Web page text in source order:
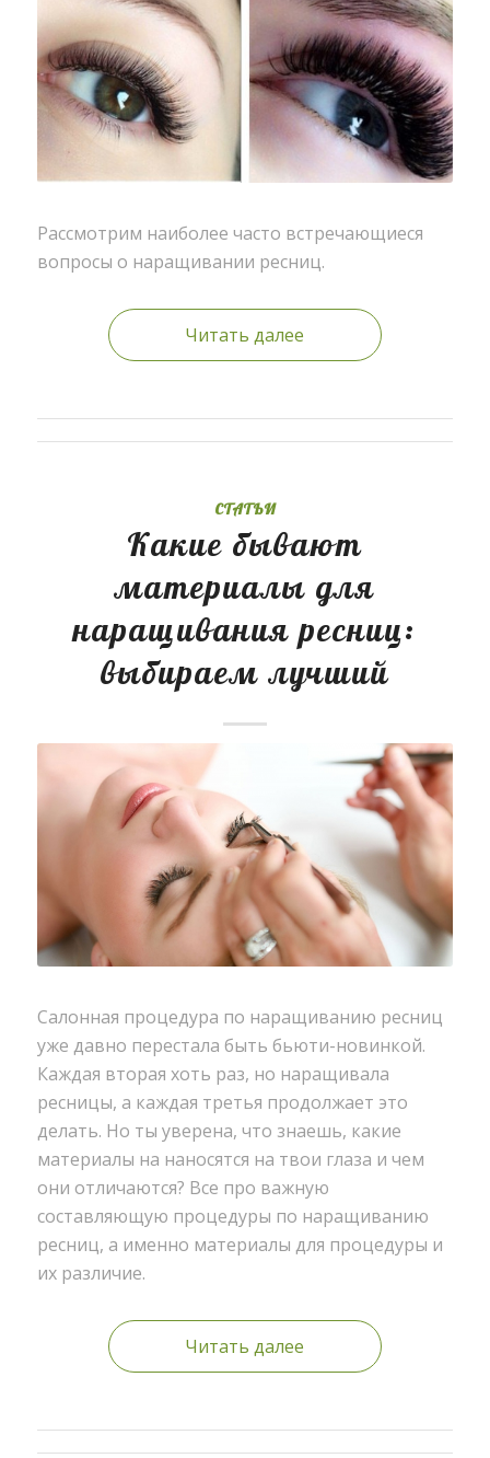
Рассмотрим наиболее часто встречающиеся
вопросы о наращивании ресниц.
Читать далее
СТАТЬИ
Какие бывают
материалы для
наращивания ресниц:
выбираем лучший
Салонная процедура по наращиванию ресниц
уже давно перестала быть бьюти-новинкой.
Каждая вторая хоть раз, но наращивала
ресницы, а каждая третья продолжает это
делать. Но ты уверена, что знаешь, какие
материалы на наносятся на твои глаза и чем
они отличаются? Все про важную
составляющую процедуры по наращиванию
ресниц, а именно материалы для процедуры и
их различие.
Читать далее